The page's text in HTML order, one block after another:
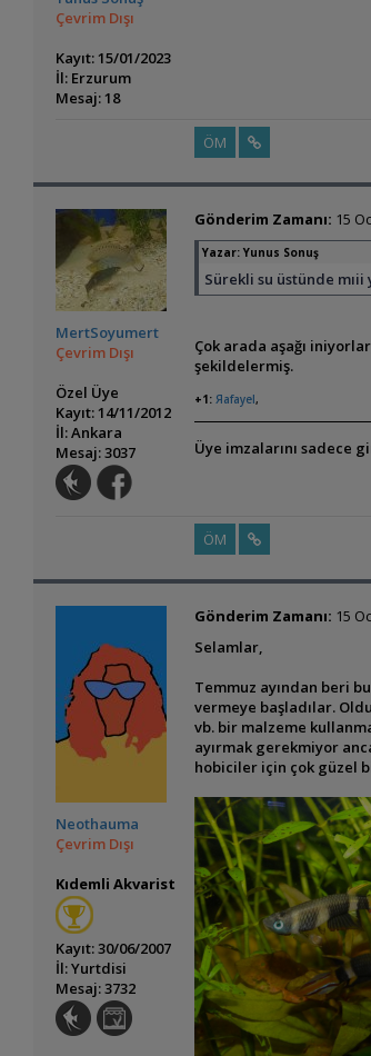
Çevrim Dışı
Kayıt: 15/01/2023
İl: Erzurum
Mesaj: 18
ÖM
MertSoyumert
Çevrim Dışı
Özel Üye
Kayıt: 14/11/2012
İl: Ankara
Mesaj: 3037
Gönderim Zamanı: 15
Yazar:Yunus Sonuş
Sürekli su üstünde
Çok arada aşağı
şekildelermiş.
+1: Яafayel,
Üye imzalarını sadece
ÖM
Neothauma
Çevrim Dışı
Kıdemli Akvarist
Kayıt: 30/06/2007
İl: Yurtdisi
Mesaj: 3732
Gönderim Zamanı: 15
Selamlar,
Temmuz ayından beri
vermeye başladılar.
vb. bir malzeme
ayırmak gerekmiyor
hobiciler için çok güzel